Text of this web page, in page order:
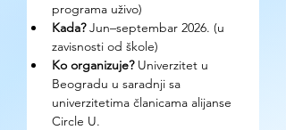
programa uživo)
Kada? Jun–septembar 2026. (u
zavisnosti od škole)
Ko organizuje? Univerzitet u
Beogradu u saradnji sa
univerzitetima članicama alijanse
Circle U.